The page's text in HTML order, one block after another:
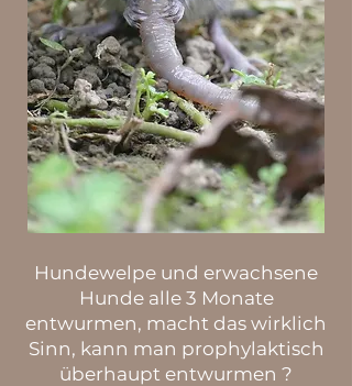
Hundewelpe und erwachsene
Hunde alle 3 Monate
entwurmen, macht das wirklich
Sinn, kann man prophylaktisch
überhaupt entwurmen ?